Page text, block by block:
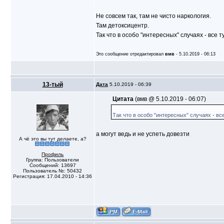
Не совсем так, там не чисто наркология.
Там детоксицентр.
Так что в особо "интересных" случаях - все
Это сообщение отредактировалвмв - 5.10.2019 - 06:13
13-тый Дата 5.10.2019 - 06:39
А чё это вы тут делаете, а?
Профиль
Группа: Пользователи
Сообщений: 13697
Пользователь №: 50432
Регистрация: 17.04.2010 - 14:36
Цитата(вмв @ 5.10.2019 - 06:07)
Так что в особо "интересных" случаях -
а могут ведь и не успеть довезти